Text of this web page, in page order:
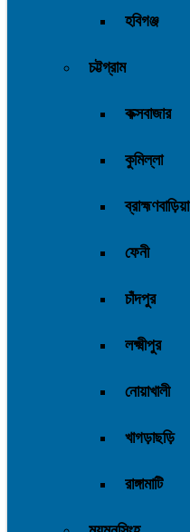
হবিগঞ্জ
চট্টগ্রাম
কক্সবাজার
কুমিল্লা
ব্রাহ্মণবাড়িয়া
ফেনী
চাঁদপুর
লক্ষ্মীপুর
নোয়াখালী
খাগড়াছড়ি
রাঙ্গামাটি